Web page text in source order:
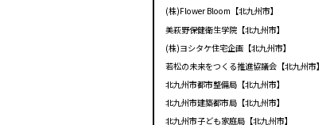
(株)Flower Bloom【北九州市】
美萩野保健衛生学院【北九州市】
(株)ヨシタケ住宅企画【北九州市】
若松の未来をつくる推進協議会【北九州市】
北九州市都市整備局【北九州市】
北九州市建築都市局【北九州市】
北九州市子ども家庭局【北九州市】